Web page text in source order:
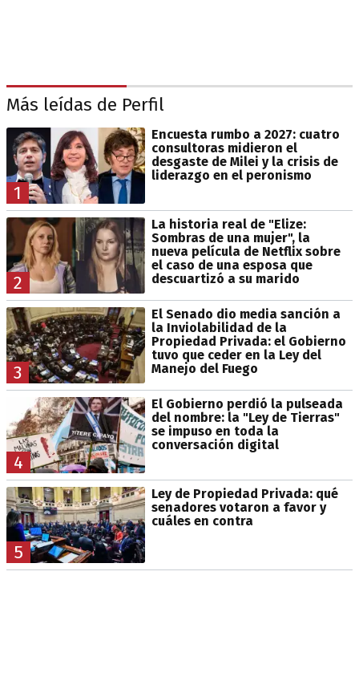
Más leídas de Perfil
1
Encuesta rumbo a 2027: cuatro
consultoras midieron el
desgaste de Milei y la crisis de
liderazgo en el peronismo
2
La historia real de "Elize:
Sombras de una mujer", la
nueva película de Netflix sobre
el caso de una esposa que
descuartizó a su marido
3
El Senado dio media sanción a
la Inviolabilidad de la
Propiedad Privada: el Gobierno
tuvo que ceder en la Ley del
Manejo del Fuego
4
El Gobierno perdió la pulseada
del nombre: la "Ley de Tierras"
se impuso en toda la
conversación digital
5
Ley de Propiedad Privada: qué
senadores votaron a favor y
cuáles en contra